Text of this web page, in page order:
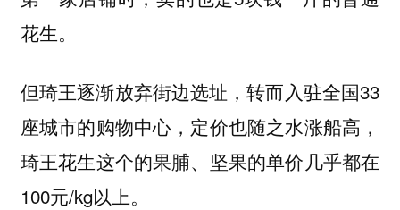
花生。
但琦王逐渐放弃街边选址，转而入驻全国33
座城市的购物中心，定价也随之水涨船高，
琦王花生这个的果脯、坚果的单价几乎都在
100元/kg以上。